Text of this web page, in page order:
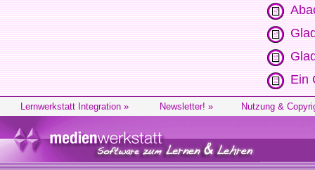
Ein
Lernwerkstatt Integration » Newsletter! » Nutzung &